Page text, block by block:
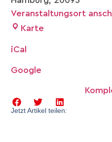
Veranstaltungsort
Karte
iCal
Google
Jetzt Artikel teilen: